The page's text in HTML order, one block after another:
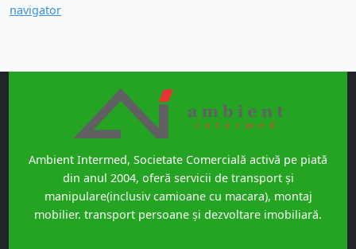
navigator
Ambient Intermed, Societate Comercială activă pe piată
din anul 2004, oferă servicii de transport și
manipulare(inclusiv camioane cu macara), montaj
mobilier. transport persoane și dezvoltare imobiliară.